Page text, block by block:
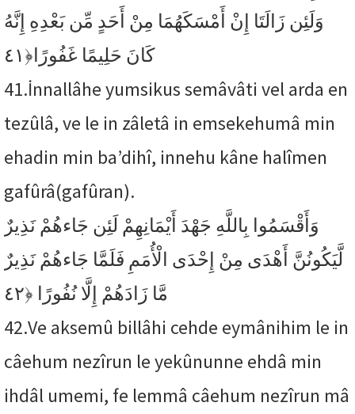
وَلَئِن زَالَتَا إِنْ أَمْسَكَهُمَا مِنْ أَحَدٍ مِّن بَعْدِهِ إِنَّهُ
كَانَ حَلِيمًا غَفُورًا﴿٤١
41.İnnallâhe yumsikus semâvâti vel arda en
tezûlâ, ve le in zâletâ in emsekehumâ min
ehadin min ba’dihî, innehu kâne halîmen
gafûrâ(gafûran).
وَأَقْسَمُوا بِاللَّهِ جَهْدَ أَيْمَانِهِمْ لَئِن جَاءهُمْ نَذِيرٌ
لَّيَكُونُنَّ أَهْدَى مِنْ إِحْدَى الْأُمَمِ فَلَمَّا جَاءهُمْ نَذِيرٌ
مَّا زَادَهُمْ إِلَّا نُفُورًا ﴿٤٢
42.Ve aksemû billâhi cehde eymânihim le in
câehum nezîrun le yekûnunne ehdâ min
ihdâl umemi, fe lemmâ câehum nezîrun mâ